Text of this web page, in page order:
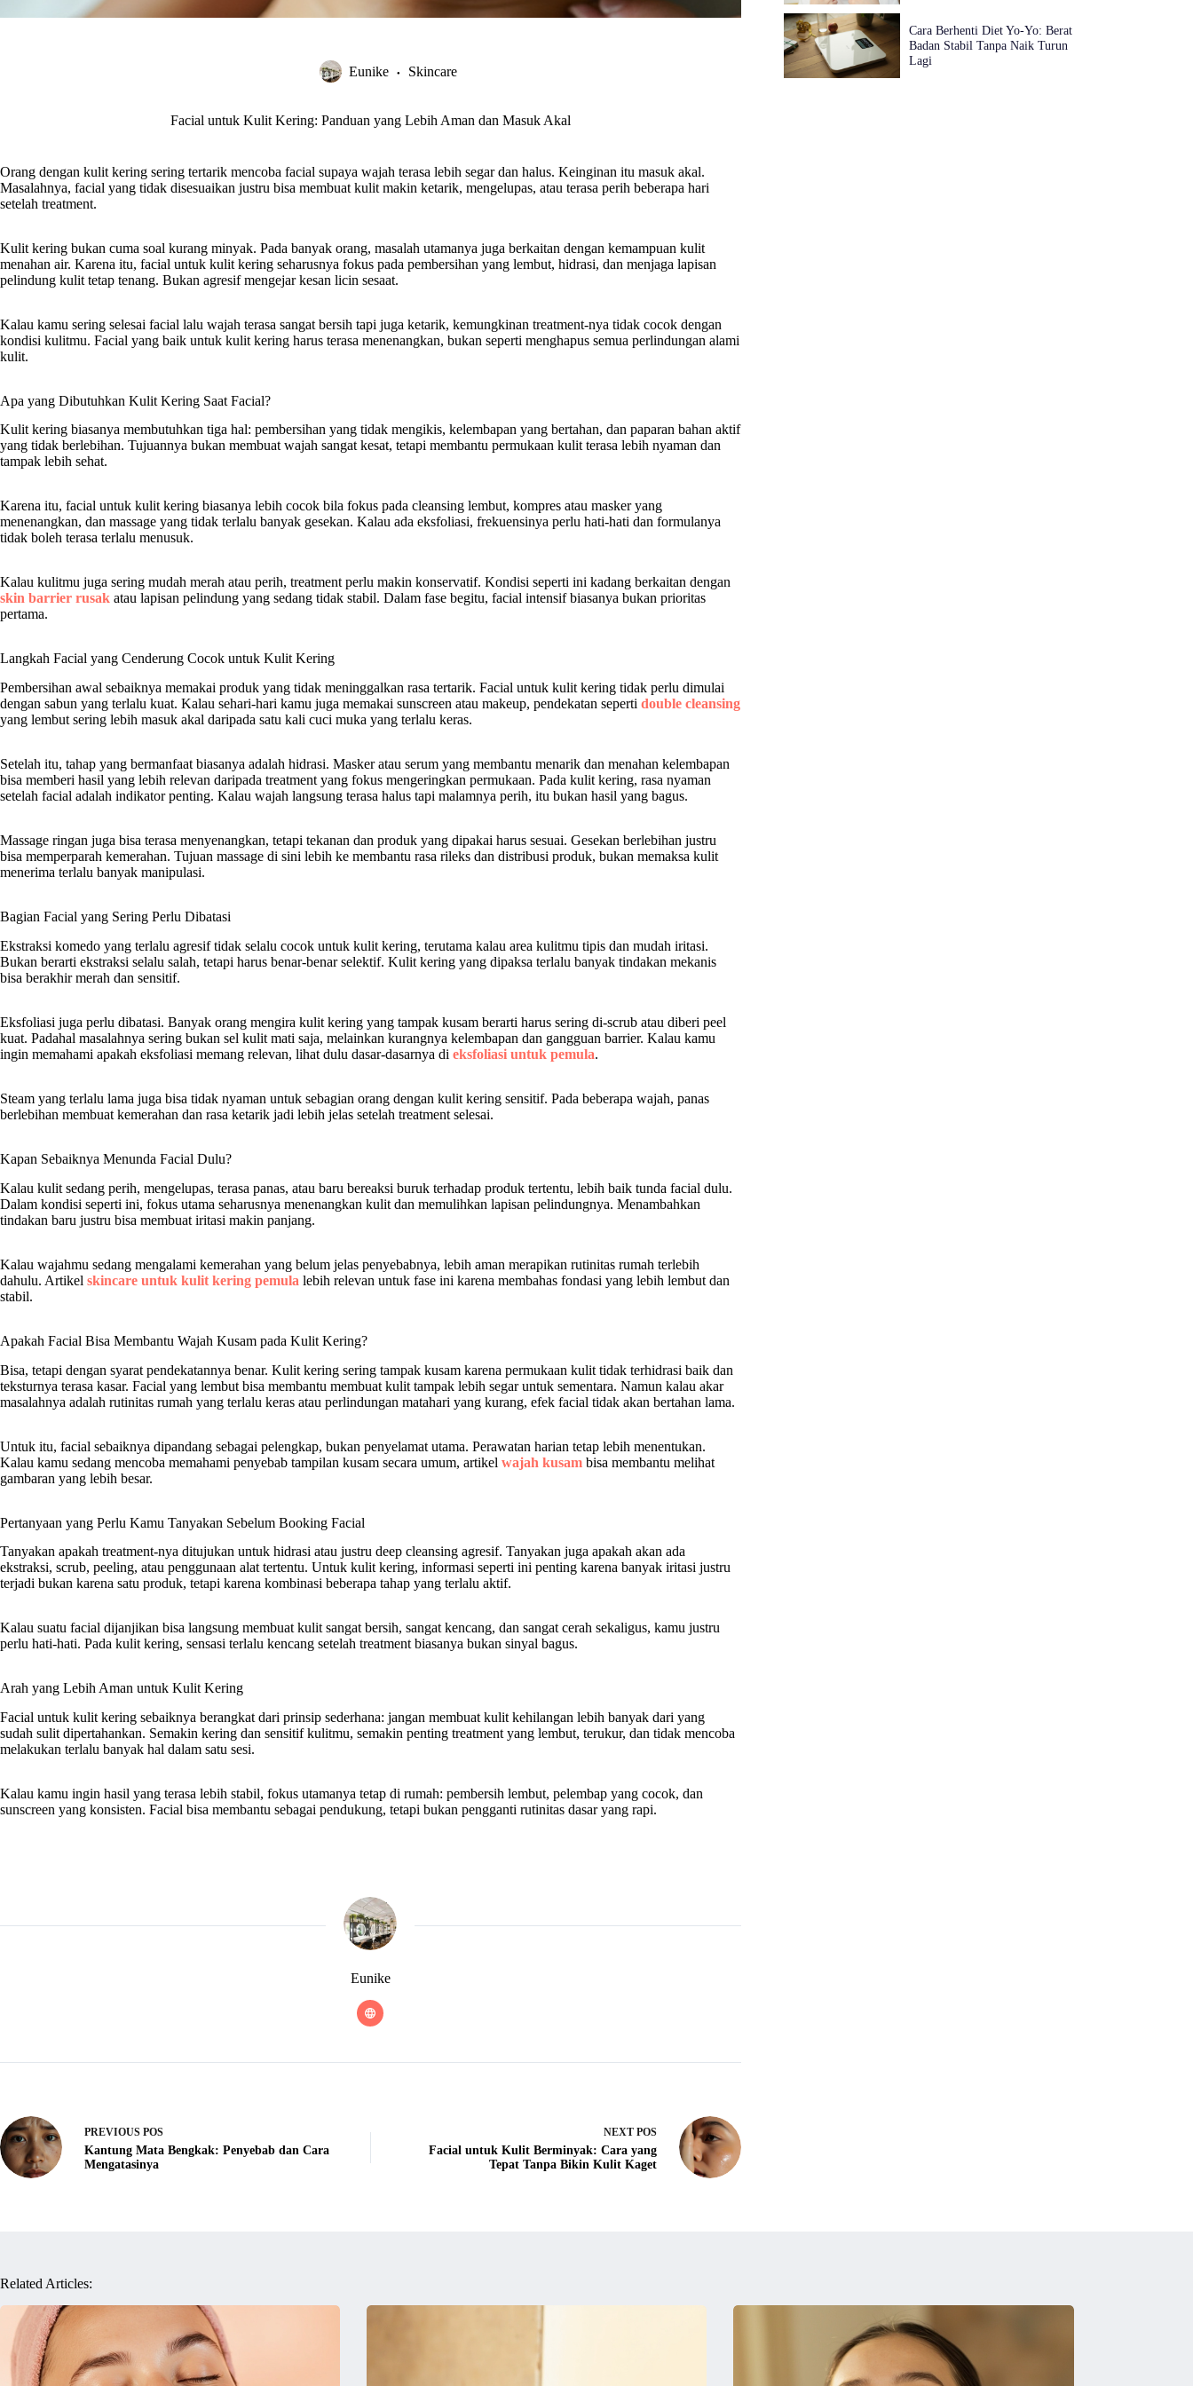
Eunike Skincare
Facial untuk Kulit Kering: Panduan yang Lebih Aman dan Masuk Akal
Orang dengan kulit kering sering tertarik mencoba facial supaya wajah terasa lebih segar dan halus. Keinginan itu masuk akal.
Masalahnya, facial yang tidak disesuaikan justru bisa membuat kulit makin ketarik, mengelupas, atau terasa perih beberapa hari
setelah treatment.
Kulit kering bukan cuma soal kurang minyak. Pada banyak orang, masalah utamanya juga berkaitan dengan kemampuan kulit
menahan air. Karena itu, facial untuk kulit kering seharusnya fokus pada pembersihan yang lembut, hidrasi, dan menjaga lapisan
pelindung kulit tetap tenang. Bukan agresif mengejar kesan licin sesaat.
Kalau kamu sering selesai facial lalu wajah terasa sangat bersih tapi juga ketarik, kemungkinan treatment-nya tidak cocok dengan
kondisi kulitmu. Facial yang baik untuk kulit kering harus terasa menenangkan, bukan seperti menghapus semua perlindungan alami
kulit.
Apa yang Dibutuhkan Kulit Kering Saat Facial?
Kulit kering biasanya membutuhkan tiga hal: pembersihan yang tidak mengikis, kelembapan yang bertahan, dan paparan bahan aktif
yang tidak berlebihan. Tujuannya bukan membuat wajah sangat kesat, tetapi membantu permukaan kulit terasa lebih nyaman dan
tampak lebih sehat.
Karena itu, facial untuk kulit kering biasanya lebih cocok bila fokus pada cleansing lembut, kompres atau masker yang
menenangkan, dan massage yang tidak terlalu banyak gesekan. Kalau ada eksfoliasi, frekuensinya perlu hati-hati dan formulanya
tidak boleh terasa terlalu menusuk.
Kalau kulitmu juga sering mudah merah atau perih, treatment perlu makin konservatif. Kondisi seperti ini kadang berkaitan dengan
skin barrier rusak atau lapisan pelindung yang sedang tidak stabil. Dalam fase begitu, facial intensif biasanya bukan prioritas
pertama.
Langkah Facial yang Cenderung Cocok untuk Kulit Kering
Pembersihan awal sebaiknya memakai produk yang tidak meninggalkan rasa tertarik. Facial untuk kulit kering tidak perlu dimulai
dengan sabun yang terlalu kuat. Kalau sehari-hari kamu juga memakai sunscreen atau makeup, pendekatan seperti double cleansing
yang lembut sering lebih masuk akal daripada satu kali cuci muka yang terlalu keras.
Setelah itu, tahap yang bermanfaat biasanya adalah hidrasi. Masker atau serum yang membantu menarik dan menahan kelembapan
bisa memberi hasil yang lebih relevan daripada treatment yang fokus mengeringkan permukaan. Pada kulit kering, rasa nyaman
setelah facial adalah indikator penting. Kalau wajah langsung terasa halus tapi malamnya perih, itu bukan hasil yang bagus.
Massage ringan juga bisa terasa menyenangkan, tetapi tekanan dan produk yang dipakai harus sesuai. Gesekan berlebihan justru
bisa memperparah kemerahan. Tujuan massage di sini lebih ke membantu rasa rileks dan distribusi produk, bukan memaksa kulit
menerima terlalu banyak manipulasi.
Bagian Facial yang Sering Perlu Dibatasi
Ekstraksi komedo yang terlalu agresif tidak selalu cocok untuk kulit kering, terutama kalau area kulitmu tipis dan mudah iritasi.
Bukan berarti ekstraksi selalu salah, tetapi harus benar-benar selektif. Kulit kering yang dipaksa terlalu banyak tindakan mekanis
bisa berakhir merah dan sensitif.
Eksfoliasi juga perlu dibatasi. Banyak orang mengira kulit kering yang tampak kusam berarti harus sering di-scrub atau diberi peel
kuat. Padahal masalahnya sering bukan sel kulit mati saja, melainkan kurangnya kelembapan dan gangguan barrier. Kalau kamu
ingin memahami apakah eksfoliasi memang relevan, lihat dulu dasar-dasarnya di eksfoliasi untuk pemula.
Steam yang terlalu lama juga bisa tidak nyaman untuk sebagian orang dengan kulit kering sensitif. Pada beberapa wajah, panas
berlebihan membuat kemerahan dan rasa ketarik jadi lebih jelas setelah treatment selesai.
Kapan Sebaiknya Menunda Facial Dulu?
Kalau kulit sedang perih, mengelupas, terasa panas, atau baru bereaksi buruk terhadap produk tertentu, lebih baik tunda facial dulu.
Dalam kondisi seperti ini, fokus utama seharusnya menenangkan kulit dan memulihkan lapisan pelindungnya. Menambahkan
tindakan baru justru bisa membuat iritasi makin panjang.
Kalau wajahmu sedang mengalami kemerahan yang belum jelas penyebabnya, lebih aman merapikan rutinitas rumah terlebih
dahulu. Artikel skincare untuk kulit kering pemula lebih relevan untuk fase ini karena membahas fondasi yang lebih lembut dan
stabil.
Apakah Facial Bisa Membantu Wajah Kusam pada Kulit Kering?
Bisa, tetapi dengan syarat pendekatannya benar. Kulit kering sering tampak kusam karena permukaan kulit tidak terhidrasi baik dan
teksturnya terasa kasar. Facial yang lembut bisa membantu membuat kulit tampak lebih segar untuk sementara. Namun kalau akar
masalahnya adalah rutinitas rumah yang terlalu keras atau perlindungan matahari yang kurang, efek facial tidak akan bertahan lama.
Untuk itu, facial sebaiknya dipandang sebagai pelengkap, bukan penyelamat utama. Perawatan harian tetap lebih menentukan.
Kalau kamu sedang mencoba memahami penyebab tampilan kusam secara umum, artikel wajah kusam bisa membantu melihat
gambaran yang lebih besar.
Pertanyaan yang Perlu Kamu Tanyakan Sebelum Booking Facial
Tanyakan apakah treatment-nya ditujukan untuk hidrasi atau justru deep cleansing agresif. Tanyakan juga apakah akan ada
ekstraksi, scrub, peeling, atau penggunaan alat tertentu. Untuk kulit kering, informasi seperti ini penting karena banyak iritasi justru
terjadi bukan karena satu produk, tetapi karena kombinasi beberapa tahap yang terlalu aktif.
Kalau suatu facial dijanjikan bisa langsung membuat kulit sangat bersih, sangat kencang, dan sangat cerah sekaligus, kamu justru
perlu hati-hati. Pada kulit kering, sensasi terlalu kencang setelah treatment biasanya bukan sinyal bagus.
Arah yang Lebih Aman untuk Kulit Kering
Facial untuk kulit kering sebaiknya berangkat dari prinsip sederhana: jangan membuat kulit kehilangan lebih banyak dari yang
sudah sulit dipertahankan. Semakin kering dan sensitif kulitmu, semakin penting treatment yang lembut, terukur, dan tidak mencoba
melakukan terlalu banyak hal dalam satu sesi.
Kalau kamu ingin hasil yang terasa lebih stabil, fokus utamanya tetap di rumah: pembersih lembut, pelembap yang cocok, dan
sunscreen yang konsisten. Facial bisa membantu sebagai pendukung, tetapi bukan pengganti rutinitas dasar yang rapi.
Eunike
PREVIOUS POS
Kantung Mata Bengkak: Penyebab dan Cara
Mengatasinya
NEXT POS
Facial untuk Kulit Berminyak: Cara yang
Tepat Tanpa Bikin Kulit Kaget
Cara Berhenti Diet Yo-Yo: Berat
Badan Stabil Tanpa Naik Turun
Lagi
Related Articles: